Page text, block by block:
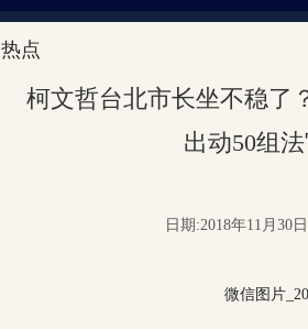
热点
柯文哲台北市长坐不稳了
出动50组
日期:2018年11月30